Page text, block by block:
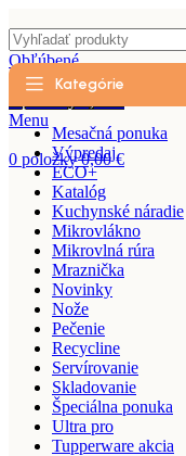
Obľúbené
Prihlásiť / Registrovať
Menu
0 položky 0,00€
Kategórie
Mesačná ponuka
Výpredaj
ECO+
Katalóg
Kuchynské náradie
Mikrovlákno
Mikrovlná rúra
Mraznička
Novinky
Nože
Pečenie
Recycline
Servírovanie
Skladovanie
Špeciálna ponuka
Ultra pro
Tupperware akcia